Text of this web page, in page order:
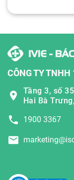
CÔNG TY TNHH
Tầng 3, số
Hai Bà
1900 3367